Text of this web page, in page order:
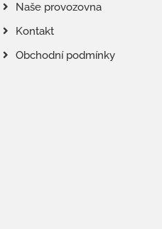
Naše provozovna
Kontakt
Obchodní podmínky